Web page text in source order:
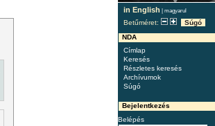
in English | magyarul
Betűméret:
Súgó
NDA
Címlap
Keresés
Részletes keresés
Archívumok
Súgó
Bejelentkezés
Belépés